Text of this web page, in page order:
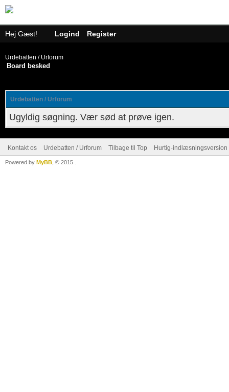
Hej Gæst! Logind Register
Urdebatten / Urforum
Board besked
Urdebatten / Urforum
Ugyldig søgning. Vær sød at prøve igen.
Kontakt os Urdebatten / Urforum Tilbage til Top Hurtig-indlæsningsversion
Powered by MyBB , © 2015